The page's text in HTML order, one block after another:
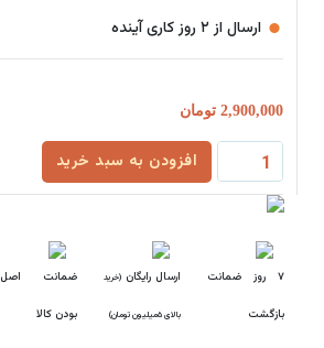
ارسال از ۲ روز کاری آینده
2,900,000 تومان
افزودن به سبد خرید
۷ روز ضمانت
بازگشت
ارسال رایگان (خرید
بالای ۵میلیون تومان)
ضمانت اصل
بودن کالا